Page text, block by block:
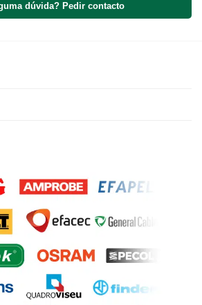
dúvida? Pedir contacto